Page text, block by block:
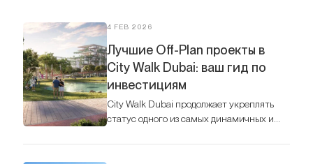
4 FEB 2026
Лучшие Off-Plan проекты в
City Walk Dubai: ваш гид по
инвестициям
City Walk Dubai продолжает укреплять
статус одного из самых динамичных и
сочетая элегантные европейские